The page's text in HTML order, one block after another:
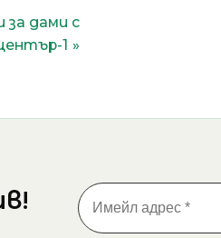
за дами с
1